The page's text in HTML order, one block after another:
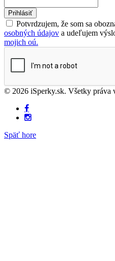
Prihlásiť
Potvrdzujem, že som sa
osobných údajov a udeľujem
mojich oú.
© 2026 iSperky.sk. Všetky práva
Späť hore